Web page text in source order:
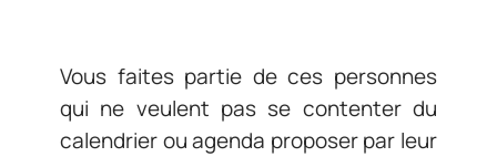
Vous faites partie de ces personnes
qui ne veulent pas se contenter du
calendrier ou agenda proposer par leur